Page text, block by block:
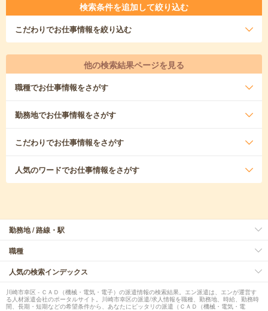
検索条件を追加して絞り込む
こだわりでお仕事情報を絞り込む
他の検索結果ページを見る
職種でお仕事情報をさがす
勤務地でお仕事情報をさがす
こだわりでお仕事情報をさがす
人気のワードでお仕事情報をさがす
勤務地 / 路線・駅
職種
人気の検索インデックス
川崎市幸区 - ＣＡＤ（機械・電気・電子）の派遣情報の検索結果。エン派遣は、エンが運営す
る人材派遣会社のポータルサイト。川崎市幸区の派遣/求人情報を職種、勤務地、時給、勤務時
間、長期・短期などの希望条件から、あなたにピッタリの派遣（ＣＡＤ（機械・電気・電